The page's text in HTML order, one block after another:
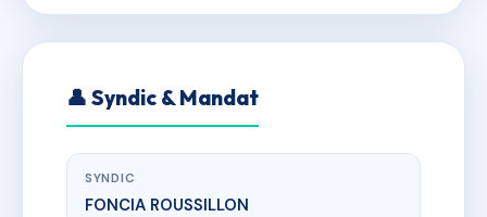
👤 Syndic & Mandat
SYNDIC
FONCIA ROUSSILLON